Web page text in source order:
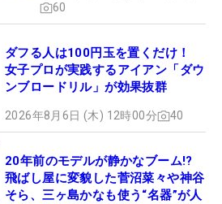
60
ダフる人は100円玉を置くだけ！
女子プロが実践するアイアン「ダウ
ンブロードリル」が効果抜群
2026年8月6日 (木) 12時00分 40
20年前のモデルが静かなブーム!?
飛ばし屋に変貌した菅沼菜々や神谷
そら、三ヶ島かなも使う“名器”が人